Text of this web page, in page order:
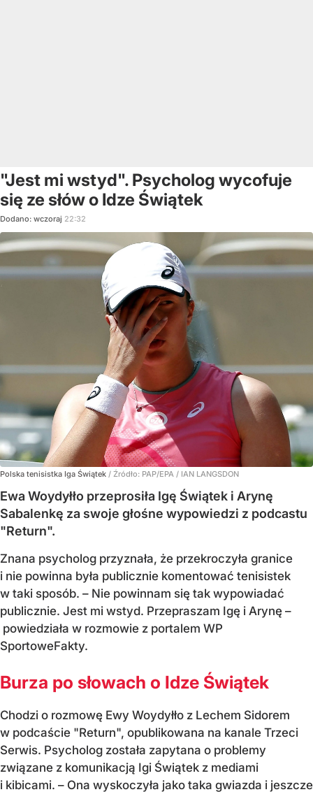
"Jest mi wstyd". Psycholog wycofuje
się ze słów o Idze Świątek
Dodano: wczoraj 22:32
Polska tenisistka Iga Świątek / Źródło: PAP/EPA / IAN LANGSDON
Ewa Woydyłło przeprosiła Igę Świątek i Arynę
Sabalenkę za swoje głośne wypowiedzi z podcastu
"Return".
Znana psycholog przyznała, że przekroczyła granice
i nie powinna była publicznie komentować tenisistek
w taki sposób. – Nie powinnam się tak wypowiadać
publicznie. Jest mi wstyd. Przepraszam Igę i Arynę –
powiedziała w rozmowie z portalem WP
SportoweFakty.
Burza po słowach o Idze Świątek
Chodzi o rozmowę Ewy Woydyłło z Lechem Sidorem
w podcaście "Return", opublikowana na kanale Trzeci
Serwis. Psycholog została zapytana o problemy
związane z komunikacją Igi Świątek z mediami
i kibicami. – Ona wyskoczyła jako taka gwiazda i jeszcze